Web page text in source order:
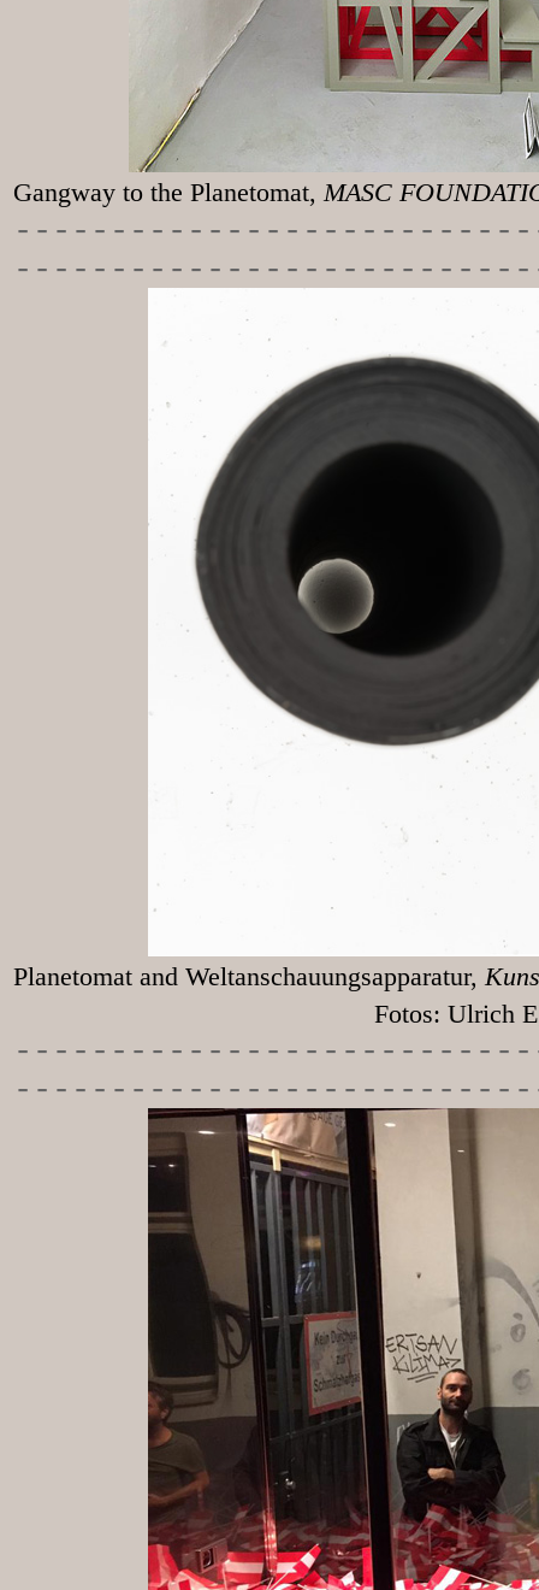
Gangway to the Planetomat, MASC
-----------
Planetomat and Weltanschauungsapparatur,
Fotos: Ulrich
-----------